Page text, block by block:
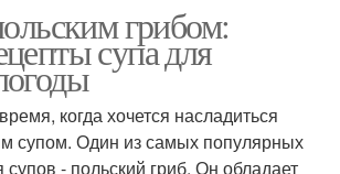
грибом:
супа для
когда хочется насладиться
супом. Один из самых популярных
супов - польский гриб. Он обладает